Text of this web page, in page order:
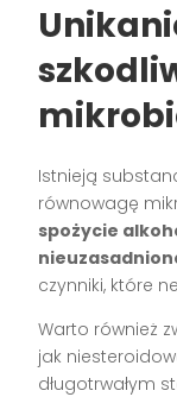
Istnieją
równowagę
spożycie
czynniki, które
Warto również
jak
długotrwałym